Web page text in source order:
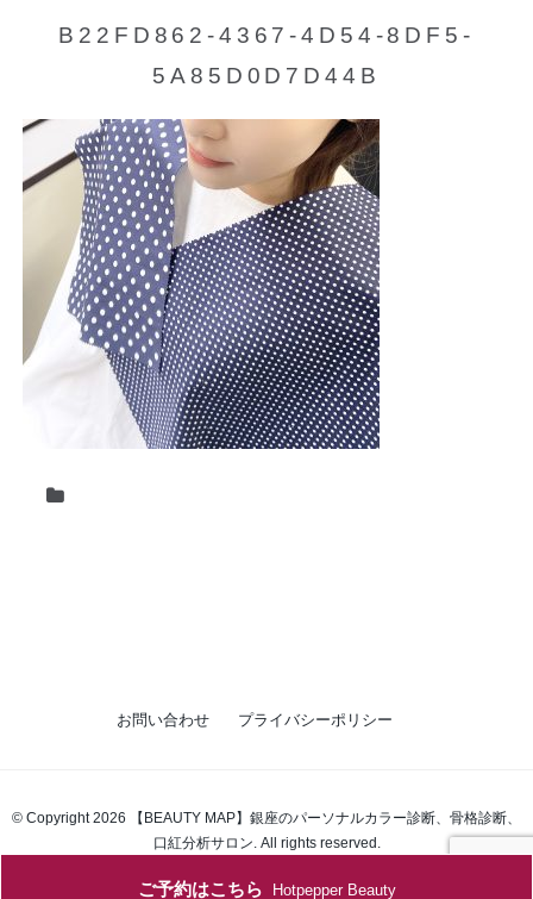
ご予約はこちら Hotpepper Beauty
B22FD862-4367-4D54-8DF5-
5A85D0D7D44B
お問い合わせ プライバシーポリシー
© Copyright 2026 【BEAUTY MAP】銀座のパーソナルカラー診断、骨格診断、
口紅分析サロン. All rights reserved.